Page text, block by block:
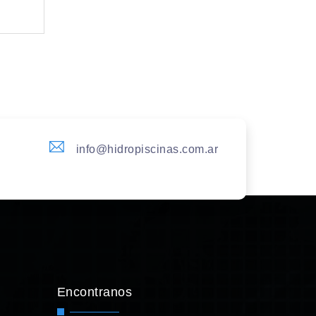
info@hidropiscinas.com.ar
Encontranos